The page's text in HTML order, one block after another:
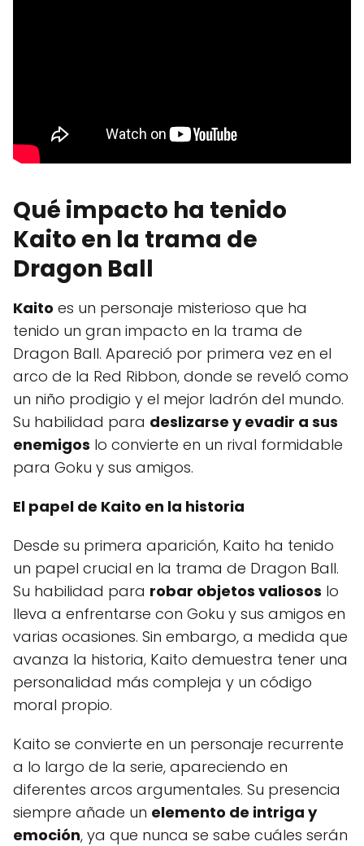
Qué impacto ha tenido
Kaito en la trama de
Dragon Ball
Kaito es un personaje misterioso que ha
tenido un gran impacto en la trama de
Dragon Ball. Apareció por primera vez en el
arco de la Red Ribbon, donde se reveló como
un niño prodigio y el mejor ladrón del mundo.
Su habilidad para deslizarse y evadir a sus
enemigos lo convierte en un rival formidable
para Goku y sus amigos.
El papel de Kaito en la historia
Desde su primera aparición, Kaito ha tenido
un papel crucial en la trama de Dragon Ball.
Su habilidad para robar objetos valiosos lo
lleva a enfrentarse con Goku y sus amigos en
varias ocasiones. Sin embargo, a medida que
avanza la historia, Kaito demuestra tener una
personalidad más compleja y un código
moral propio.
Kaito se convierte en un personaje recurrente
a lo largo de la serie, apareciendo en
diferentes arcos argumentales. Su presencia
siempre añade un elemento de intriga y
emoción, ya que nunca se sabe cuáles serán